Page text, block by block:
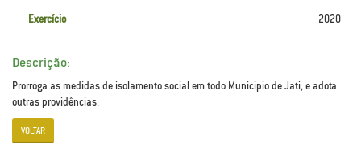
Exercício 2020
Descrição:
Prorroga as medidas de isolamento social em todo Municipio de Jati, e adota
outras providências.
VOLTAR